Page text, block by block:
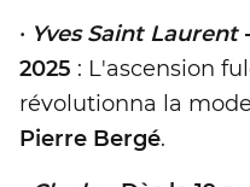
• Yves Saint Laurent
2025 : L'ascension
révolutionna la
Pierre Bergé.